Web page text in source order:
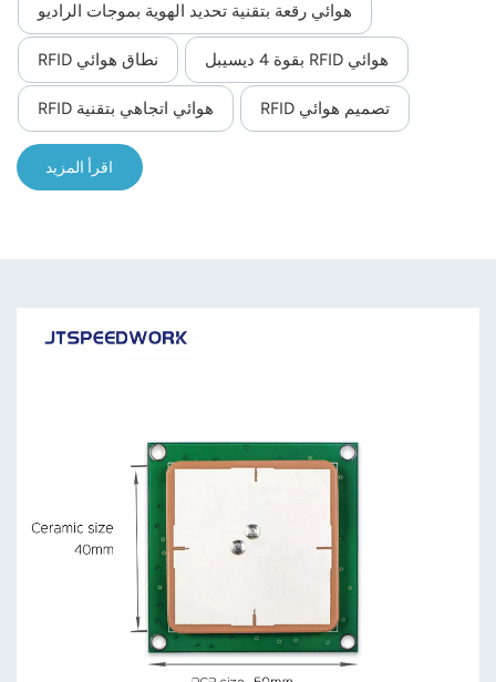
هوائي رقعة بتقنية تحديد الهوية بموجات الراديو
هوائي RFID بقوة 4 ديسيبل نطاق هوائي RFID
تصميم هوائي RFID هوائي اتجاهي بتقنية RFID
اقرأ المزيد